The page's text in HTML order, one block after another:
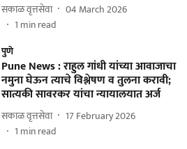
सकाळ वृत्तसेवा
04 March 2026
1 min read
पुणे
Pune News : राहुल गांधी यांच्या आवाजाचा
नमुना घेऊन त्याचे विश्लेषण व तुलना करावी;
सात्यकी सावरकर यांचा न्यायालयात अर्ज
सकाळ वृत्तसेवा
17 February 2026
1 min read